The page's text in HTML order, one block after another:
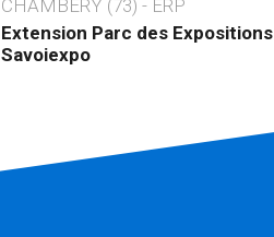
CHAMBÉRY (73) - ERP
Extension Parc des Expositions
Savoiexpo